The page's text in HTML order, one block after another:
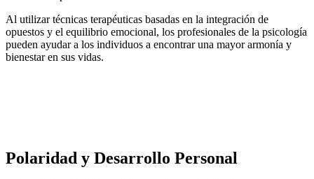
Al utilizar técnicas terapéuticas basadas en la integración de
opuestos y el equilibrio emocional, los profesionales de la psicología
pueden ayudar a los individuos a encontrar una mayor armonía y
bienestar en sus vidas.
Polaridad y Desarrollo Personal